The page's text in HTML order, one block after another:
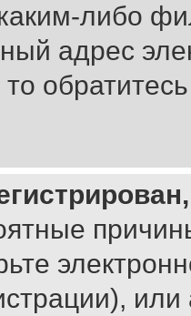
либо
адрес